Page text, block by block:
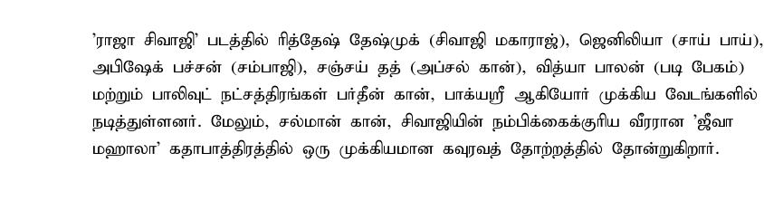
'ராஜா சிவாஜி' படத்தில் ரித்தேஷ் தேஷ்முக் (சிவாஜி மகாராஜ்), ஜெனிலியா (சாய் பாய்),
அபிஷேக் பச்சன் (சம்பாஜி), சஞ்சய் தத் (அப்சல் கான்), வித்யா பாலன் (படி பேகம்)
மற்றும் பாலிவுட் நட்சத்திரங்கள் பர்தீன் கான், பாக்யஸ்ரீ ஆகியோர் முக்கிய வேடங்களில்
நடித்துள்ளனர். மேலும், சல்மான் கான், சிவாஜியின் நம்பிக்கைக்குரிய வீரரான 'ஜீவா
மஹாலா' கதாபாத்திரத்தில் ஒரு முக்கியமான கவுரவத் தோற்றத்தில் தோன்றுகிறார்.